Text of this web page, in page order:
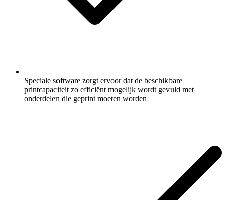
Speciale software zorgt ervoor dat de beschikbare
printcapaciteit zo efficiënt mogelijk wordt gevuld met
onderdelen die geprint moeten worden